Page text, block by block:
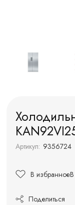
Артикул: 9356724
В избранное
Поделиться